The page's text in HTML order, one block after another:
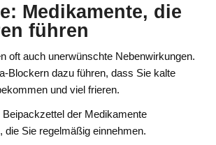
Medikamente, die
führen
oft auch unerwünschte Nebenwirkungen.
Blockern dazu führen, dass Sie kalte
und viel frieren.
Beipackzettel der Medikamente
die Sie regelmäßig einnehmen.